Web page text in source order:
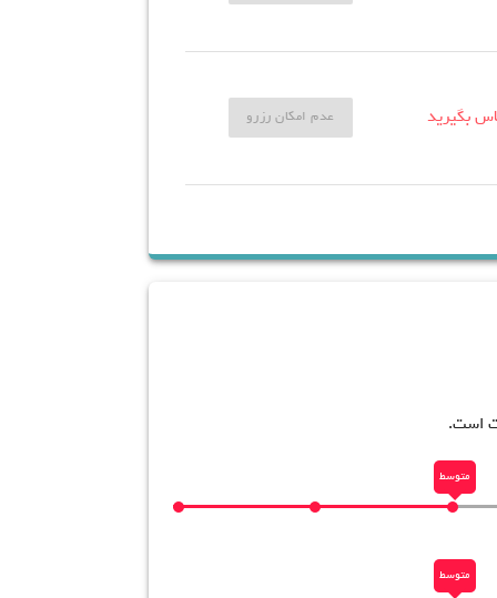
بگیرید عدم امکان رزرو
است.
متوسط
متوسط